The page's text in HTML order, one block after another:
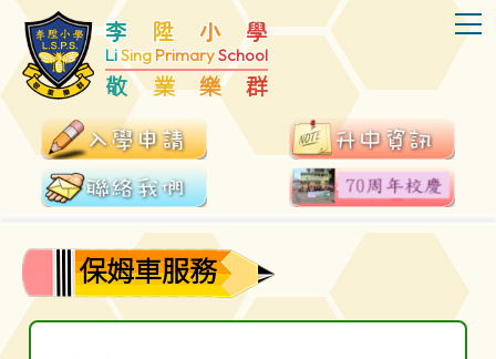
李 陞 小 學
LiSingPrimarySchool
敬 業 樂 群
保姆車服務